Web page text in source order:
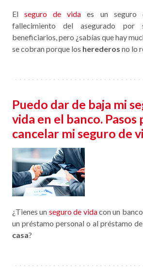
Elseguro de vida es un seguro
fallecimiento del asegurado por
beneficiarios, pero ¿sabías que hay
se cobran porque los herederos no lo
Puedo dar de baja mi
vida en el banco. Pasos
cancelar mi seguro de
¿Tienes un seguro de vidacon un
un préstamo personal o al préstamo
casa?